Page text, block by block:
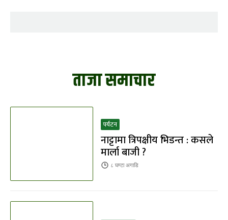
ताजा समाचार
पर्यटन
नाट्टामा त्रिपक्षीय भिडन्त : कसले
मार्ला बाजी ?
८ घण्टाअगाडि